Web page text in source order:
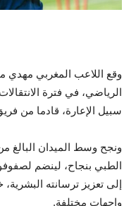
وقع اللاعب المغربي مهدي
الرياضي، في فترة
سبيل الإعارة، قادما من
الطبي بنجاح، لينضم
إلى تعزيز ترسانته
واجهات مختلفة.